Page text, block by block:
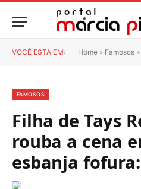
VOCÊ ESTÁ EM: Home » Famosos »
FAMOSOS
Filha de Tays
rouba a cena
esbanja